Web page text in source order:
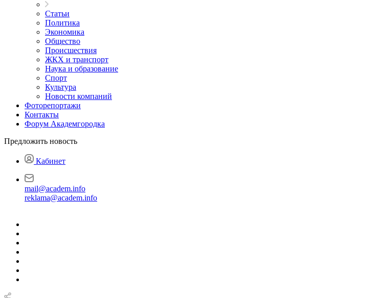
Статьи
Политика
Экономика
Общество
Происшествия
ЖКХ и транспорт
Наука и образование
Спорт
Культура
Новости компаний
Фоторепортажи
Контакты
Форум Академгородка
Предложить новость
Кабинет
mail@academ.info
reklama@academ.info